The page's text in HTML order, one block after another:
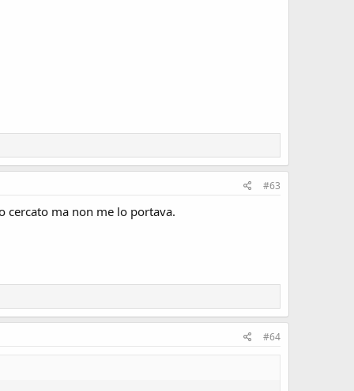
#63
cercato ma non me lo portava.
#64